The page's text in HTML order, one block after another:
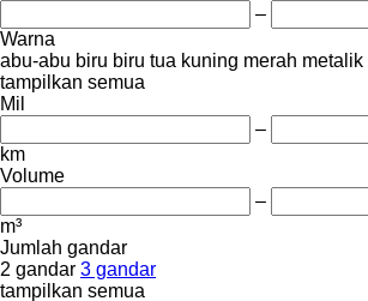
–
Warna
abu-abu biru biru tua kuning merah metalik
tampilkan semua
Mil
–
km
Volume
–
m³
Jumlah gandar
2 gandar 3 gandar
tampilkan semua